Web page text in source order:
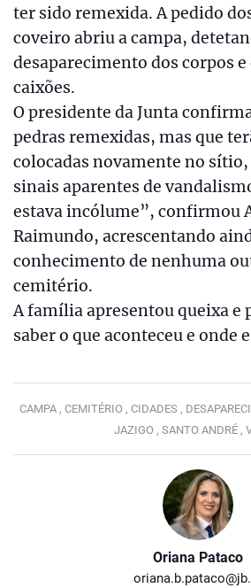
Oriana Pataco
ter sido remexida. A pedido
coveiro abriu a campa,
desaparecimento dos corpos
caixões.
O presidente da Junta
pedras remexidas, mas que
colocadas novamente no
sinais aparentes de
estava incólume”, confirmou
Raimundo, acrescentando
conhecimento de nenhuma
cemitério.
A família apresentou queixa e
saber o que aconteceu e onde
CAMPA , CEMITÉRIO , CIDADES ,
JAZIGO , SANTO ANDRÉ ,